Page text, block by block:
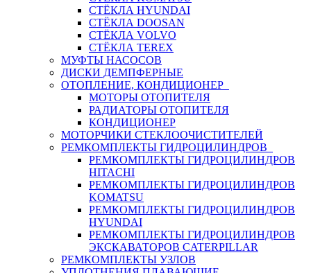
СТЁКЛА HYUNDAI
СТЁКЛА DOOSAN
СТЁКЛА VOLVO
СТЁКЛА TEREX
МУФТЫ НАСОСОВ
ДИСКИ ДЕМПФЕРНЫЕ
ОТОПЛЕНИЕ, КОНДИЦИОНЕР
МОТОРЫ ОТОПИТЕЛЯ
РАДИАТОРЫ ОТОПИТЕЛЯ
КОНДИЦИОНЕР
МОТОРЧИКИ СТЕКЛООЧИСТИТЕЛЕЙ
РЕМКОМПЛЕКТЫ ГИДРОЦИЛИНДРОВ
РЕМКОМПЛЕКТЫ ГИДРОЦИЛИНДРОВ
HITACHI
РЕМКОМПЛЕКТЫ ГИДРОЦИЛИНДРОВ
KOMATSU
РЕМКОМПЛЕКТЫ ГИДРОЦИЛИНДРОВ
HYUNDAI
РЕМКОМПЛЕКТЫ ГИДРОЦИЛИНДРОВ
ЭКСКАВАТОРОВ CATERPILLAR
РЕМКОМПЛЕКТЫ УЗЛОВ